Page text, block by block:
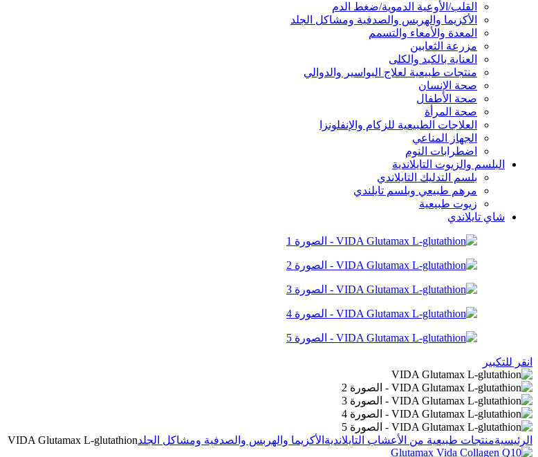
القلب/الأوعية الدموية/ضغط الدم
الأكزيما والهربس والصدفية ومشاكل الجلد
المعدة والأمعاء والتسمم
مزرعة الثعابين
العناية بالكبد والكلى
منتجات طبيعية لعلاج البواسير والدوالي
صحة الإنسان
صحة الأطفال
صحة المرأة
العلاجات الطبيعية للزكام والإنفلونزا
الجهاز المناعي
اضطرابات النوم
البلسم والزيوت التايلاندية
بلسم التدليك التايلاندي
مرهم طبيعي وبلسم تايلندي
زيوت طبيعية
شاي تايلاندي
انقر للتكبير
الرئيسيةمنتجات طبيعية من الأعشاب التايلاندية الأكزيما والهربس والصدفية ومشاكل الجلدVIDA Glutamax L-glutathion